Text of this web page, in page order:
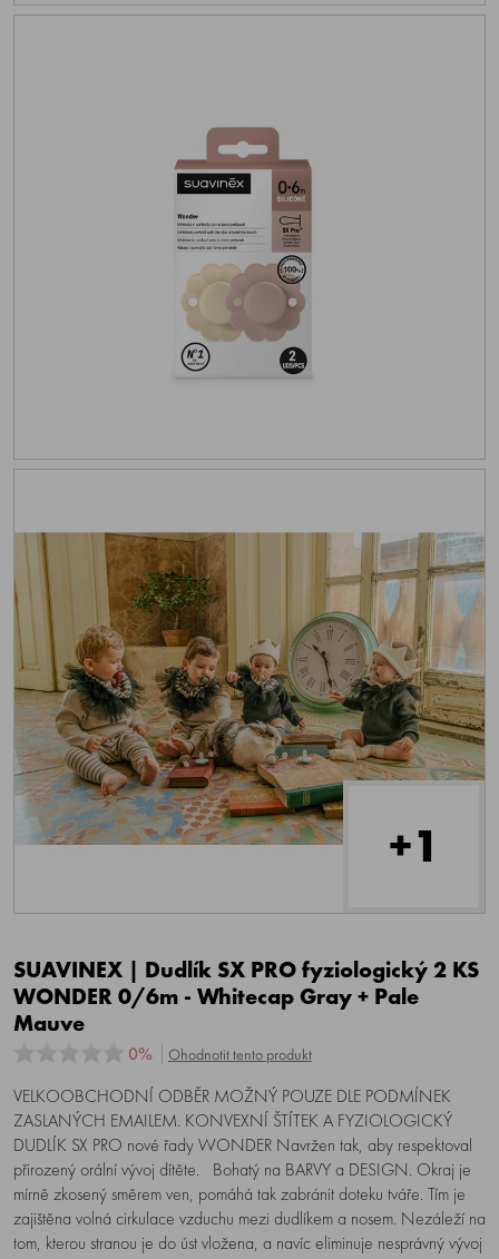
+1
SUAVINEX | Dudlík SX PRO fyziologický 2 KS
WONDER 0/6m - Whitecap Gray + Pale
Mauve
0% Ohodnotit tento produkt
VELKOOBCHODNÍ ODBĚR MOŽNÝ POUZE DLE PODMÍNEK
ZASLANÝCH EMAILEM. KONVEXNÍ ŠTÍTEK A FYZIOLOGICKÝ
DUDLÍK SX PRO nové řady WONDER Navržen tak, aby respektoval
přirozený orální vývoj dítěte. Bohatý na BARVY a DESIGN. Okraj je
mírně zkosený směrem ven, pomáhá tak zabránit doteku tváře. Tím je
zajištěna volná cirkulace vzduchu mezi dudlíkem a nosem. Nezáleží na
tom, kterou stranou je do úst vložena, a navíc eliminuje nesprávný vývoj